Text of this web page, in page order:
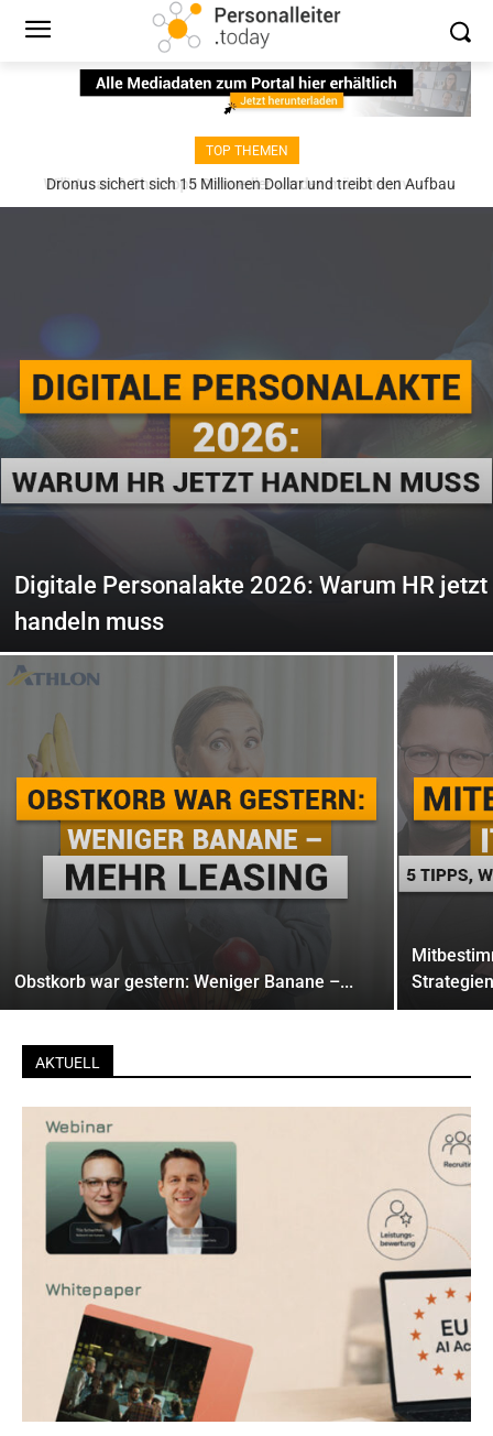
TOP THEMEN
Dronus sichert sich 15 Millionen Dollar und treibt den Aufbau
Digitale Personalakte 2026: Warum HR jetzt
handeln muss
Obstkorb war gestern: Weniger Banane –...
AKTUELL